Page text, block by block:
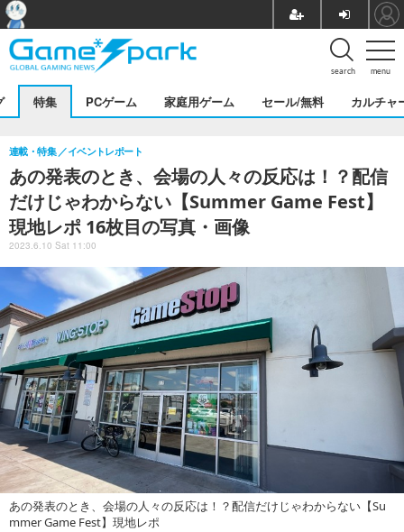
menu
search
特集 PCゲーム 家庭用ゲーム セール/無料 カルチャ
あの発表のとき、会場の人々の反応は！？配信
だけじゃわからない【Summer Game Fest】
現地レポ 16枚目の写真・画像
連載・特集 イベントレポート
2023.6.10 Sat 11:00
あの発表のとき、会場の人々の反応は！？配信だけじゃわからない【Su
mmer Game Fest】現地レポ